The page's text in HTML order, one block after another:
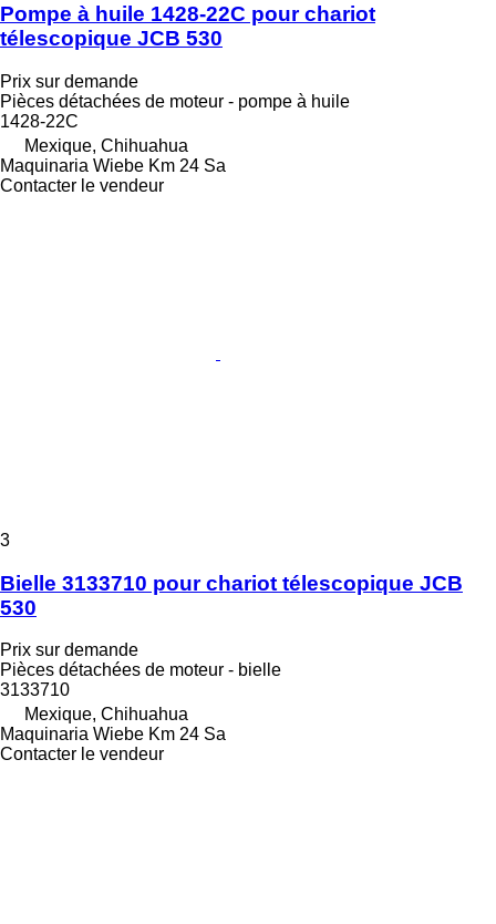
Pompe à huile 1428-22C pour chariot
télescopique JCB 530
Prix sur demande
Pièces détachées de moteur - pompe à huile
1428-22C
Mexique, Chihuahua
Maquinaria Wiebe Km 24 Sa
Contacter le vendeur
3
Bielle 3133710 pour chariot télescopique JCB
530
Prix sur demande
Pièces détachées de moteur - bielle
3133710
Mexique, Chihuahua
Maquinaria Wiebe Km 24 Sa
Contacter le vendeur